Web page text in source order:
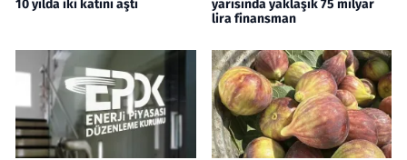
10 yılda iki katını aştı
yarısında yaklaşık 75 milyar
lira finansman